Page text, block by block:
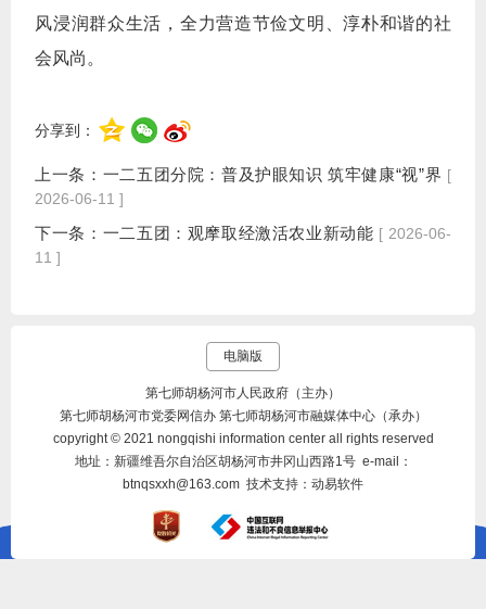
风浸润群众生活，全力营造节俭文明、淳朴和谐的社
会风尚。
分享到：
上一条： 一二五团分院：普及护眼知识 筑牢健康“视”界 [
2026-06-11 ]
下一条： 一二五团：观摩取经激活农业新动能 [ 2026-06-
11 ]
电脑版
第七师胡杨河市人民政府（主办）
第七师胡杨河市党委网信办 第七师胡杨河市融媒体中心（承办）
copyright © 2021 nongqishi information center all rights reserved
地址：新疆维吾尔自治区胡杨河市井冈山西路1号 e-mail：
btnqsxxh@163.com 技术支持：动易软件